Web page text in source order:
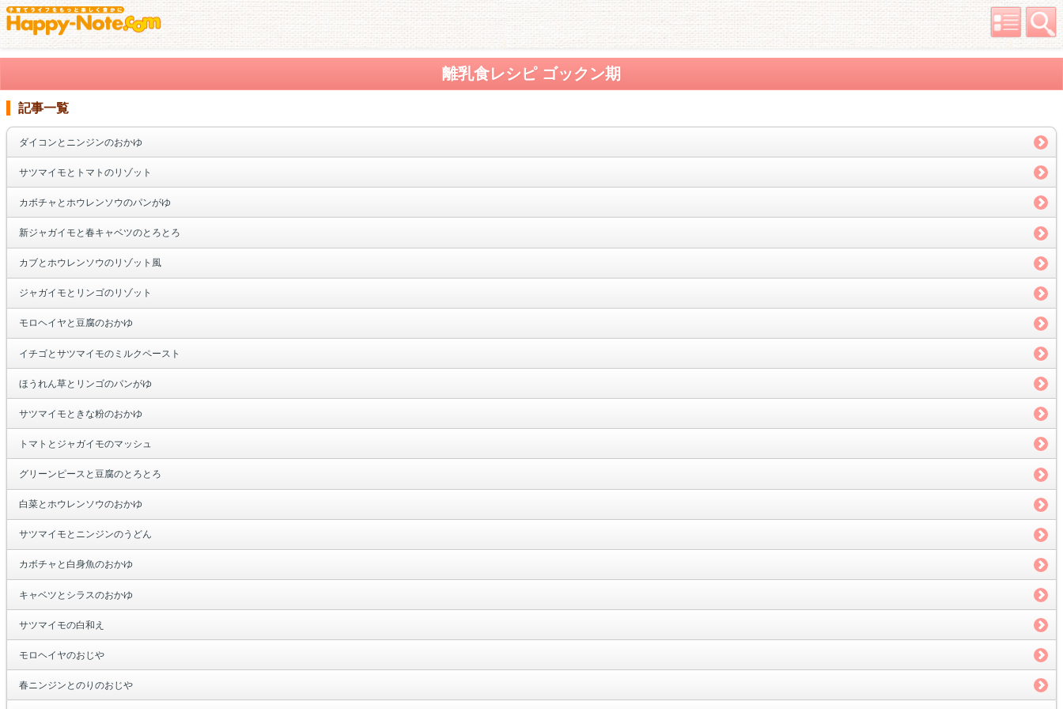
離乳食レシピ ゴックン期
記事一覧
ダイコンとニンジンのおかゆ
サツマイモとトマトのリゾット
カボチャとホウレンソウのパンがゆ
新ジャガイモと春キャベツのとろとろ
カブとホウレンソウのリゾット風
ジャガイモとリンゴのリゾット
モロヘイヤと豆腐のおかゆ
イチゴとサツマイモのミルクペースト
ほうれん草とリンゴのパンがゆ
サツマイモときな粉のおかゆ
トマトとジャガイモのマッシュ
グリーンピースと豆腐のとろとろ
白菜とホウレンソウのおかゆ
サツマイモとニンジンのうどん
カボチャと白身魚のおかゆ
キャベツとシラスのおかゆ
サツマイモの白和え
モロヘイヤのおじや
春ニンジンとのりのおじや